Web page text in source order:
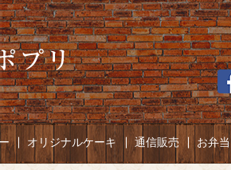
オリジナルケーキ 通信販売 お弁当